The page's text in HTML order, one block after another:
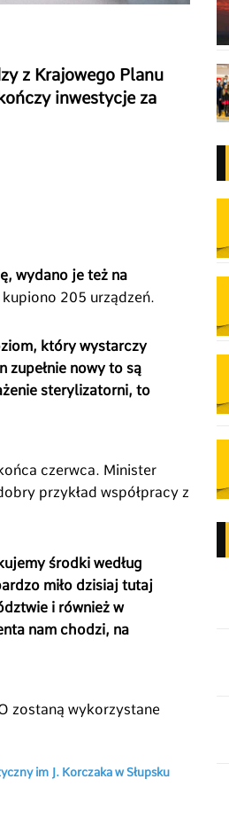
z Krajowego Planu
inwestycje za
wydano je też na
kupiono 205 urządzeń.
który wystarczy
zupełnie nowy to są
sterylizatorni, to
czerwca. Minister
przykład współpracy z
środki według
miło dzisiaj tutaj
i również w
nam chodzi, na
zostaną wykorzystane
im J. Korczaka w Słupsku